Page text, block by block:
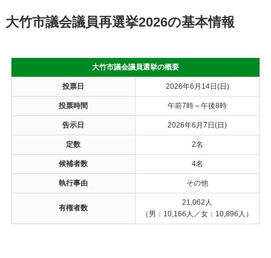
大竹市議会議員再選挙2026の基本情報
大竹市議会議員選挙の概要
投票日 2026年6月14日(日)
投票時間 午前7時～午後8時
告示日 2026年6月7日(日)
定数 2名
候補者数 4名
執行事由 その他
有権者数
21,062人
（男：10,166人／女：10,896人）